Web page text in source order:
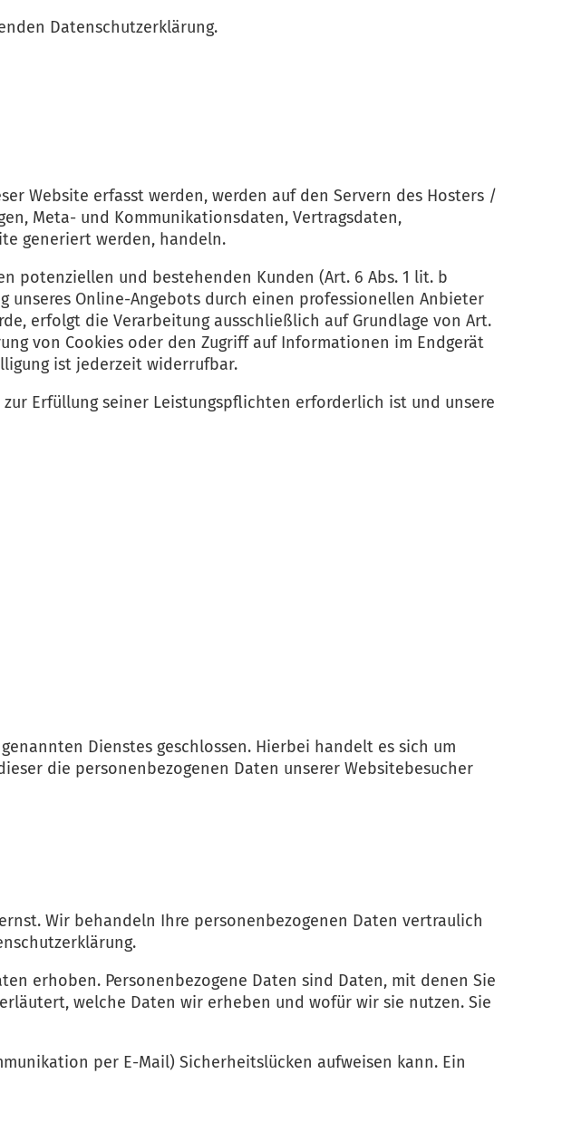
Datenschutzerklärung.
Website erfasst werden, werden auf den Servern des Hosters /
Meta- und Kommunikationsdaten, Vertragsdaten,
generiert werden, handeln.
potenziellen und bestehenden Kunden (Art. 6 Abs. 1 lit. b
unseres Online-Angebots durch einen professionellen Anbieter
erfolgt die Verarbeitung ausschließlich auf Grundlage von Art.
von Cookies oder den Zugriff auf Informationen im Endgerät
ist jederzeit widerrufbar.
Erfüllung seiner Leistungspflichten erforderlich ist und unsere
Dienstes geschlossen. Hierbei handelt es sich um
die personenbezogenen Daten unserer Websitebesucher
Wir behandeln Ihre personenbezogenen Daten vertraulich
erhoben. Personenbezogene Daten sind Daten, mit denen Sie
welche Daten wir erheben und wofür wir sie nutzen. Sie
per E-Mail) Sicherheitslücken aufweisen kann. Ein